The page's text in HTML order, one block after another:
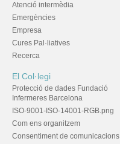
Atenció intermèdia
Emergències
Empresa
Cures Pal·liatives
Recerca
El Col·legi
Protecció de dades Fundació
Infermeres Barcelona
ISO-9001-ISO-14001-RGB.png
Com ens organitzem
Consentiment de comunicacions